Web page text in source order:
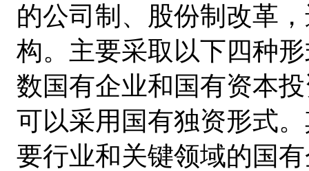
的公司制、股份制改革
构。主要采取以下四种
数国有企业和国有资本
可以采用国有独资形式
要行业和关键领域的国